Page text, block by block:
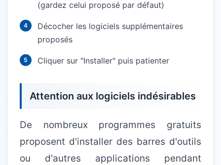
(gardez celui proposé par défaut)
Décocher les logiciels supplémentaires
proposés
Cliquer sur "Installer" puis patienter
Attention aux logiciels indésirables
De nombreux programmes gratuits
proposent d'installer des barres d'outils
ou d'autres applications pendant